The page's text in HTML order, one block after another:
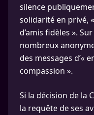
silence
solidarité en privé,
d’amis fidèles ».
nombreux
des messages d’«
compassion ».
Si la décision de la
la requête de ses